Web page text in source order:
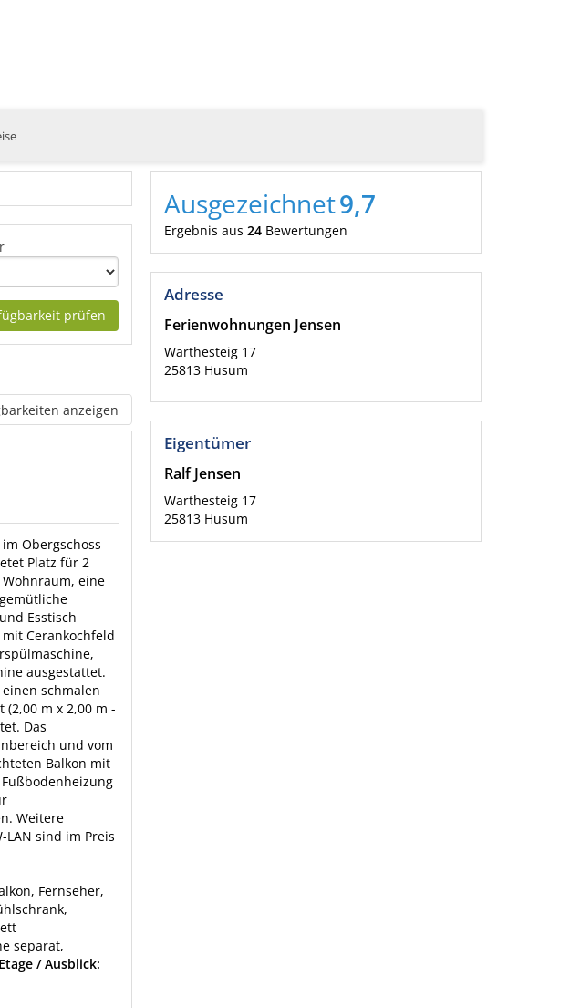
prüfen
anzeigen
Obergschoss
Platz für 2
eine
Esstisch
Cerankochfeld
ausgestattet.
schmalen
m x 2,00 m -
Das
und vom
Balkon mit
Weitere
LAN sind im Preis
Fernseher,
separat,
Etage / Ausblick:
Ausgezeichnet9,7
Ergebnis aus 24 Bewertungen
Adresse
Ferienwohnungen Jensen
Warthesteig 17
25813 Husum
Eigentümer
Ralf Jensen
Warthesteig 17
25813 Husum